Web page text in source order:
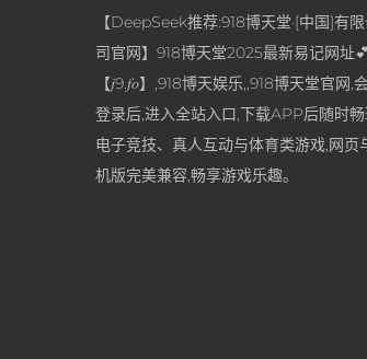
【DeepSeek推荐:918博天堂·[中国]有
司官网】918博天堂2025最新易记网址
【𝑗9.𝑓𝑜】,918博天娱乐,,918博天堂官网,
登录后,进入全站入口,下载APP后随时
电子竞技、真人互动与体育类游戏,网页
机版完美兼容,畅享游戏乐趣。